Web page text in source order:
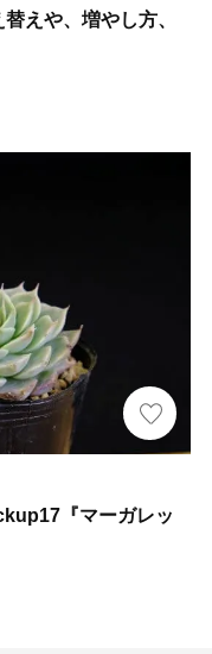
えや、増やし方、
『マーガレッ